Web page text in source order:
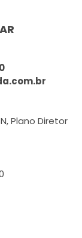
Plano Diretor